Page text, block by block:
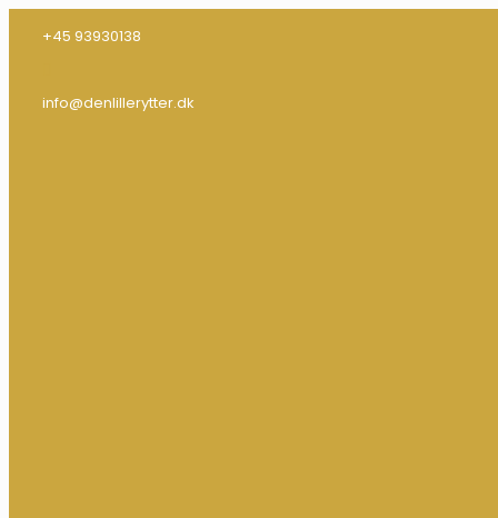
+45 93930138
info@denlillerytter.dk